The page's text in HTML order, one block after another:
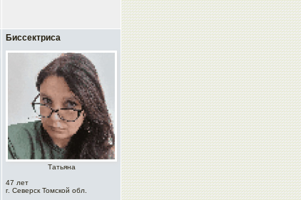
Биссектриса
Татьяна
47 лет
г. Северск Томской обл.